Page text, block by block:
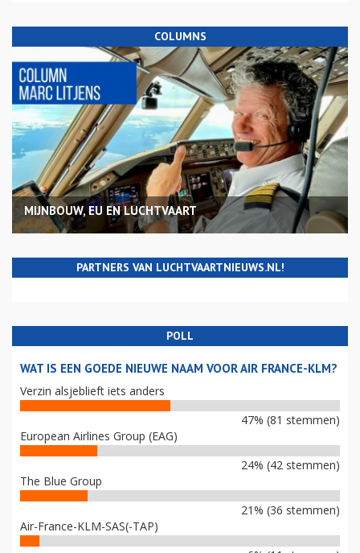
COLUMNS
MIJNBOUW, EU EN LUCHTVAART
PARTNERS VAN LUCHTVAARTNIEUWS.NL!
POLL
WAT IS EEN GOEDE NIEUWE NAAM VOOR AIR FRANCE-KLM?
Verzin alsjeblieft iets anders
47% (81 stemmen)
European Airlines Group (EAG)
24% (42 stemmen)
The Blue Group
21% (36 stemmen)
Air-France-KLM-SAS(-TAP)